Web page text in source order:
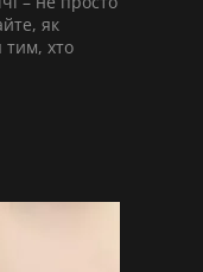
як
тим, хто